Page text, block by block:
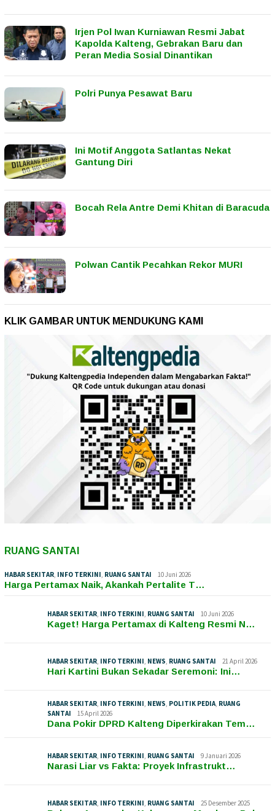
Irjen Pol Iwan Kurniawan Resmi Jabat
Kapolda Kalteng, Gebrakan Baru dan
Peran Media Sosial Dinantikan
Polri Punya Pesawat Baru
Ini Motif Anggota Satlantas Nekat
Gantung Diri
Bocah Rela Antre Demi Khitan di Baracuda
Polwan Cantik Pecahkan Rekor MURI
KLIK GAMBAR UNTUK MENDUKUNG KAMI
RUANG SANTAI
HABAR SEKITAR, INFO TERKINI, RUANG SANTAI 10 Juni 2026
Harga Pertamax Naik, Akankah Pertalite T…
HABAR SEKITAR, INFO TERKINI, RUANG SANTAI 10 Juni 2026
Kaget! Harga Pertamax di Kalteng Resmi N…
HABAR SEKITAR, INFO TERKINI, NEWS, RUANG SANTAI 21 April 2026
Hari Kartini Bukan Sekadar Seremoni: Ini…
HABAR SEKITAR, INFO TERKINI, NEWS, POLITIK PEDIA, RUANG
SANTAI
15 April 2026
Dana Pokir DPRD Kalteng Diperkirakan Tem…
HABAR SEKITAR, INFO TERKINI, RUANG SANTAI 9 Januari 2026
Narasi Liar vs Fakta: Proyek Infrastrukt…
HABAR SEKITAR, INFO TERKINI, RUANG SANTAI 25 Desember 2025